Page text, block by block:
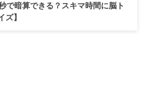
で暗算できる？スキマ時間に脳ト
ズ】